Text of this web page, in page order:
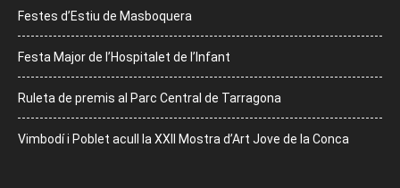
Festes d’Estiu de Masboquera
Festa Major de l’Hospitalet de l’Infant
Ruleta de premis al Parc Central de Tarragona
Vimbodí i Poblet acull la XXII Mostra d’Art Jove de la Conca